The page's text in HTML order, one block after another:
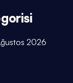
2026